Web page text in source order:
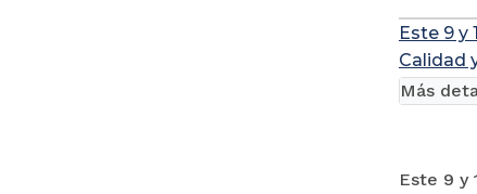
Este 9
Calidad
Este 9 y
Más